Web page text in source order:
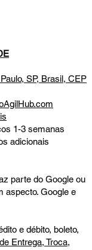
SP, Brasil, CEP
1-3 semanas